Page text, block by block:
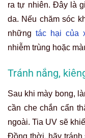
ra tự nhiên. Đây là
da. Nếu chăm sóc
những tác hại của
nhiễm trùng hoặc
Tránh nắng,
Sau khi mày bong,
cần che chắn cẩn
ngoài. Tia UV sẽ
Đồng thời, hãy tránh